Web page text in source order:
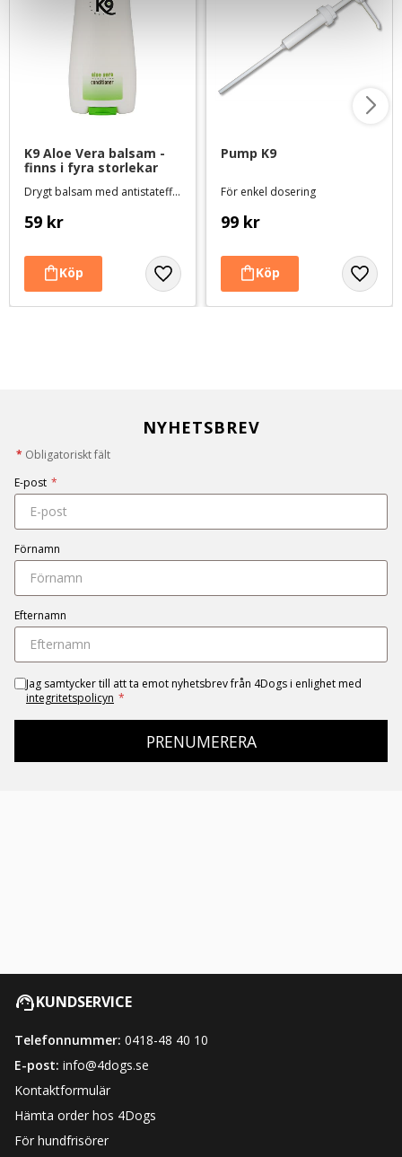
K9 Aloe Vera balsam -
finns i fyra storlekar
Drygt balsam med antistateffekt
59 kr
Pump K9
För enkel dosering
99 kr
NYHETSBREV
* Obligatoriskt fält
E-post *
Förnamn
Efternamn
Jag samtycker till att ta emot nyhetsbrev från 4Dogs i enlighet med
integritetspolicyn *
PRENUMERERA
KUNDSERVICE
Telefonnummer: 0418-48 40 10
E-post: info@4dogs.se
Kontaktformulär
Hämta order hos 4Dogs
För hundfrisörer